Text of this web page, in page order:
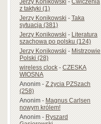
Jerzy Konikowski-Ćwiczenia
z taktyki (1)
Jerzy Konikowski-Taka
sytuacja (381)
Jerzy Konikowski-Literatura
szachowa po polsku (124)
Jerzy Konikowski-Mistrzowie
Polski (28)
wireless clock-CZESKA
WIOSNA
Anonim-Z życia PZSzach
(258)
Anonim-Magnus Carlsen
nowym królem!
Anonim-Ryszard